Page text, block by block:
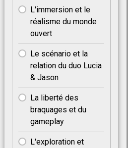
L'immersion et le
réalisme du monde
ouvert
Le scénario et la
relation du duo Lucia
& Jason
La liberté des
braquages et du
gameplay
L'exploration et